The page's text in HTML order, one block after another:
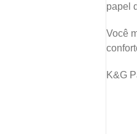
papel
Você
K&G